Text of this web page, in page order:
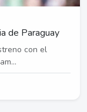
de Paraguay
con el